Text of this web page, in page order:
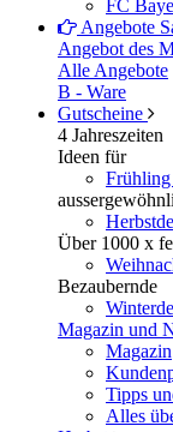
FC
Angebote
Angebot des
Alle Angebote
B - Ware
Gutscheine
4 Jahreszeiten
Ideen für
Frühling
Über 1000 x
Bezaubernde
Magazin und
Magazin
Tipps
Alles